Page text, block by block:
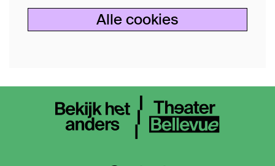
Alle cookies